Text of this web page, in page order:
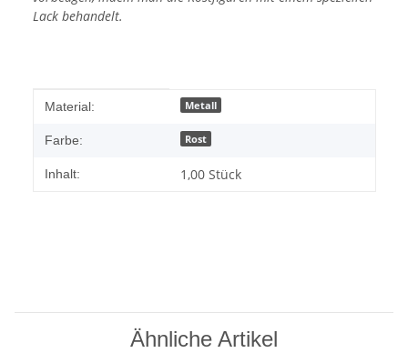
Lack behandelt.
Produkteigenschaft
Wert
Material: Metall
Farbe: Rost
Inhalt: 1,00 Stück
Ähnliche Artikel